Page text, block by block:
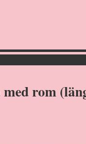
rom